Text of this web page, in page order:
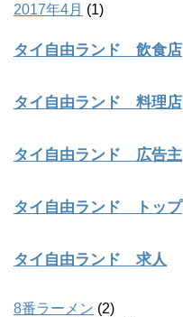
2017年4月 (1)
タイ自由ランド 飲食店
タイ自由ランド 料理店
タイ自由ランド 広告主
タイ自由ランド トップ
タイ自由ランド 求人
8番ラーメン (2)